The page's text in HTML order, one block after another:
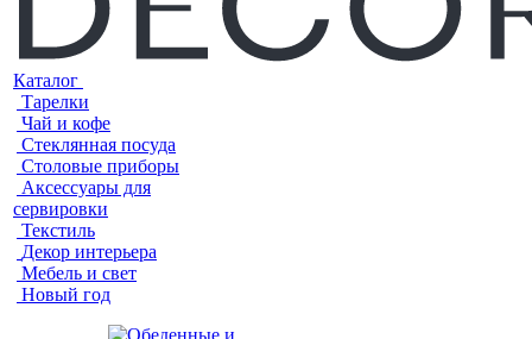
Каталог
Тарелки
Чай и кофе
Стеклянная посуда
Столовые приборы
Аксессуары для
сервировки
Текстиль
Декор интерьера
Мебель и свет
Новый год